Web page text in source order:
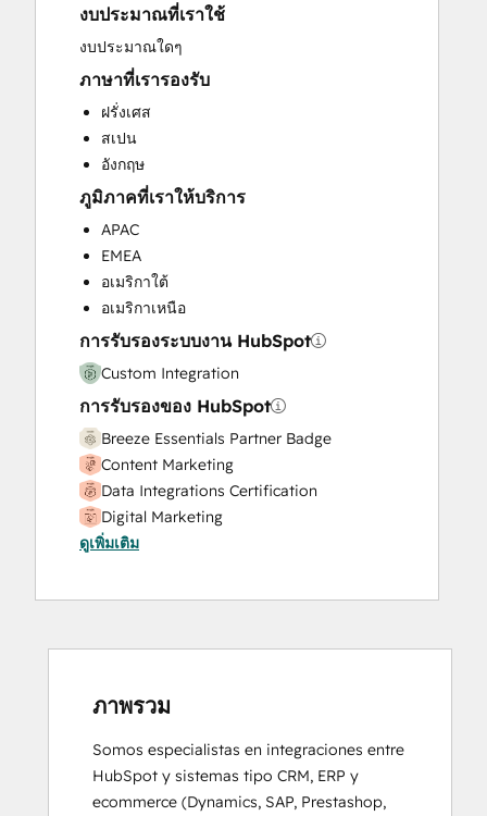
Knowledge Base Development
Paid Advertising
Programmable Automation
Sales Coaching and Training
Sales Enablement
Search Engine Optimization
Website Design
Website Development
Website Migration
งบประมาณที่เราใช้
งบประมาณใดๆ
ภาษาที่เรารองรับ
ฝรั่งเศส
สเปน
อังกฤษ
ภูมิภาคที่เราให้บริการ
APAC
EMEA
อเมริกาใต้
อเมริกาเหนือ
การรับรองระบบงาน HubSpot
Custom Integration
การรับรองของ HubSpot
Breeze Essentials Partner Badge
Content Marketing
Data Integrations Certification
Digital Marketing
Email Marketing Certification
HubSpot Implementation for Partners
Certification
HubSpot Sales Software
Inbound
Inbound Marketing
Inbound Marketing Optimization
ดูเพิ่มเติม
ภาพรวม
Somos especialistas en integraciones entre
HubSpot y sistemas tipo CRM, ERP y
ecommerce (Dynamics, SAP, Prestashop,